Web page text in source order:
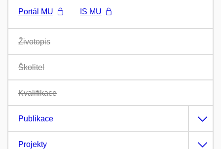
Portál MU
IS MU
Životopis
Školitel
Kvalifikace
Publikace
Projekty